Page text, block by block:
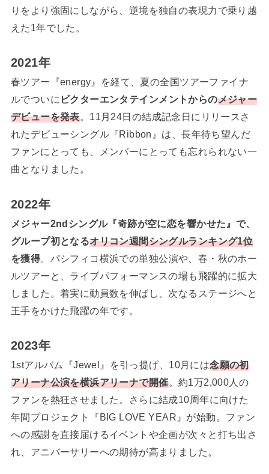
りをより強固にしながら、逆境を独自の表現力で乗り越
えた1年でした。
2021年
春ツアー『energy』を経て、夏の全国ツアーファイナ
ルでついに ビクターエンタテインメントからのメジャー
デビューを発表。11月24日の結成記念日にリリースさ
れたデビューシングル『Ribbon』は、長年待ち望んだ
ファンにとっても、メンバーにとっても忘れられない一
曲となりました。
2022年
メジャー2ndシングル『奇跡が空に恋を響かせた』で、
グループ初となるオリコン週間シングルランキング1位
を獲得。パシフィコ横浜での単独公演や、春・秋のホー
ルツアーと、ライブパフォーマンスの場も飛躍的に拡大
しました。着実に動員数を伸ばし、次なるステージへと
王手をかけた飛躍の年です。
2023年
1stアルバム『Jewel』を引っ提げ、10月には念願の初
アリーナ公演を横浜アリーナで開催。約1万2,000人の
ファンを熱狂させました。さらに結成10周年に向けた
年間プロジェクト『BIG LOVE YEAR』が始動。ファン
への感謝を直接届けるイベントや企画が次々と打ち出さ
れ、アニバーサリーへの期待が高まりました。